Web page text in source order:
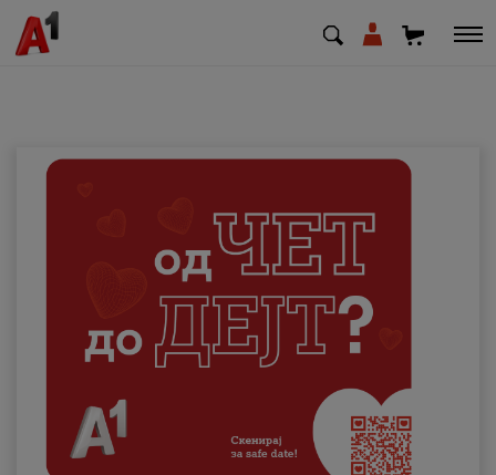
Деловни
Поддршка
Надополни кредит